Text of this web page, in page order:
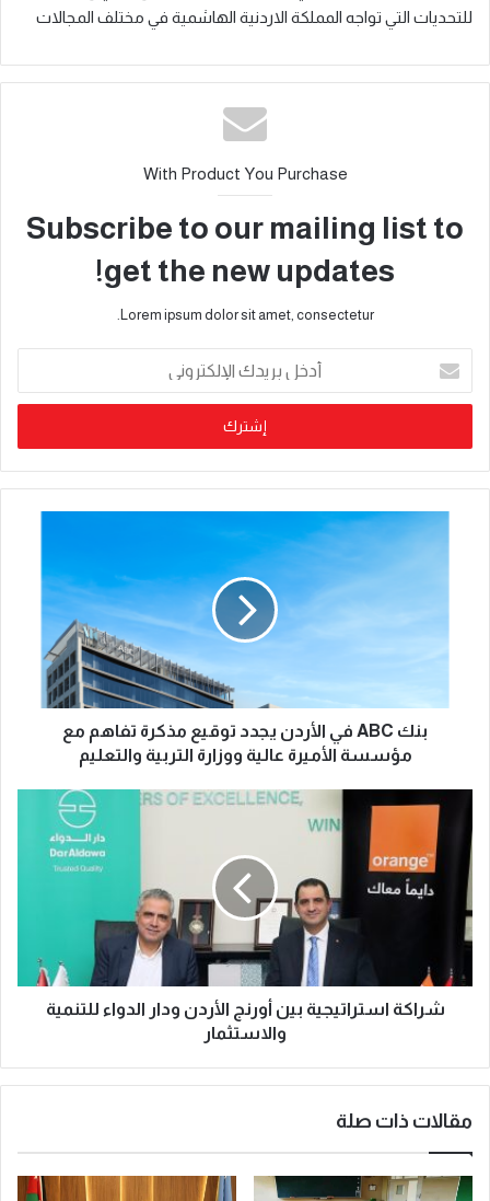
للتحديات التي تواجه المملكة الاردنية الهاشمية في مختلف المجالات
With Product You Purchase
Subscribe to our mailing list to
get the new updates!
Lorem ipsum dolor sit amet, consectetur.
بنك ABC في الأردن يجدد توقيع مذكرة تفاهم مع
مؤسسة الأميرة عالية ووزارة التربية والتعليم
شراكة استراتيجية بين أورنج الأردن ودار الدواء للتنمية
والاستثمار
مقالات ذات صلة